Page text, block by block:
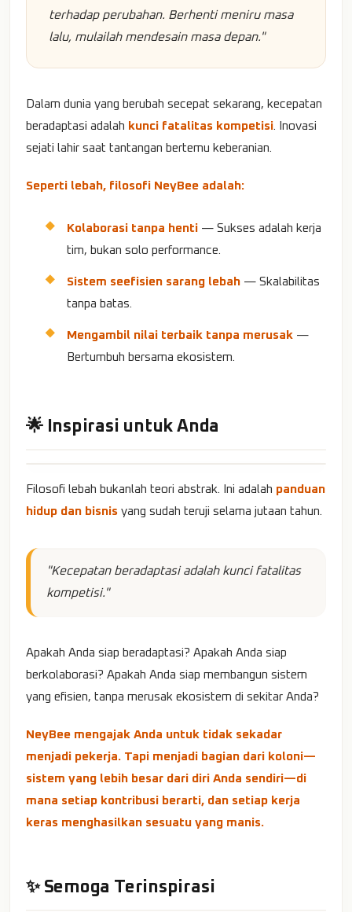
terhadap perubahan. Berhenti meniru masa
lalu, mulailah mendesain masa depan."
Dalam dunia yang berubah secepat sekarang, kecepatan
beradaptasi adalah kunci fatalitas kompetisi . Inovasi
sejati lahir saat tantangan bertemu keberanian.
Seperti lebah, filosofi NeyBee adalah:
Kolaborasi tanpa henti — Sukses adalah kerja
tim, bukan solo performance.
Sistem seefisien sarang lebah — Skalabilitas
tanpa batas.
Mengambil nilai terbaik tanpa merusak —
Bertumbuh bersama ekosistem.
🌟 Inspirasi untuk Anda
Filosofi lebah bukanlah teori abstrak. Ini adalah panduan
hidup dan bisnis yang sudah teruji selama jutaan tahun.
"Kecepatan beradaptasi adalah kunci fatalitas
kompetisi."
Apakah Anda siap beradaptasi? Apakah Anda siap
berkolaborasi? Apakah Anda siap membangun sistem
yang efisien, tanpa merusak ekosistem di sekitar Anda?
NeyBee mengajak Anda untuk tidak sekadar
menjadi pekerja. Tapi menjadi bagian dari koloni—
sistem yang lebih besar dari diri Anda sendiri—di
mana setiap kontribusi berarti, dan setiap kerja
keras menghasilkan sesuatu yang manis.
✨ Semoga Terinspirasi